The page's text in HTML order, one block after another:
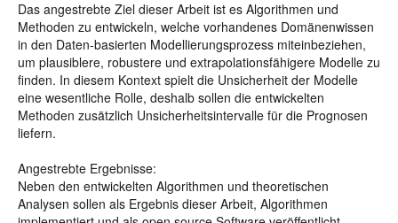
Das angestrebte Ziel dieser Arbeit ist es Algorithmen und
Methoden zu entwickeln, welche vorhandenes Domänenwissen
in den Daten-basierten Modellierungsprozess miteinbeziehen,
um plausiblere, robustere und extrapolationsfähigere Modelle zu
finden. In diesem Kontext spielt die Unsicherheit der Modelle
eine wesentliche Rolle, deshalb sollen die entwickelten
Methoden zusätzlich Unsicherheitsintervalle für die Prognosen
liefern.
Angestrebte Ergebnisse:
Neben den entwickelten Algorithmen und theoretischen
Analysen sollen als Ergebnis dieser Arbeit, Algorithmen